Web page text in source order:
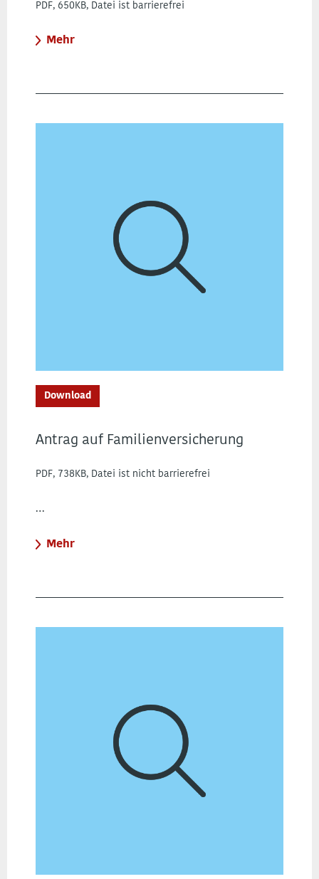
PDF, 650KB, Datei ist barrierefrei
Mehr
Download
Antrag auf Familienversicherung
PDF, 738KB, Datei ist nicht barrierefrei
…
Mehr